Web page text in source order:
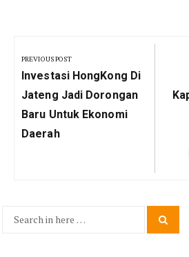
pos
PREVIOUS POST
Previous
Post:
Investasi HongKong Di
Jateng Jadi Dorongan
Baru Untuk Ekonomi
Daerah
Search